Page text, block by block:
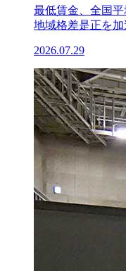
最低賃金、全国平
地域格差是正を
2026.07.29